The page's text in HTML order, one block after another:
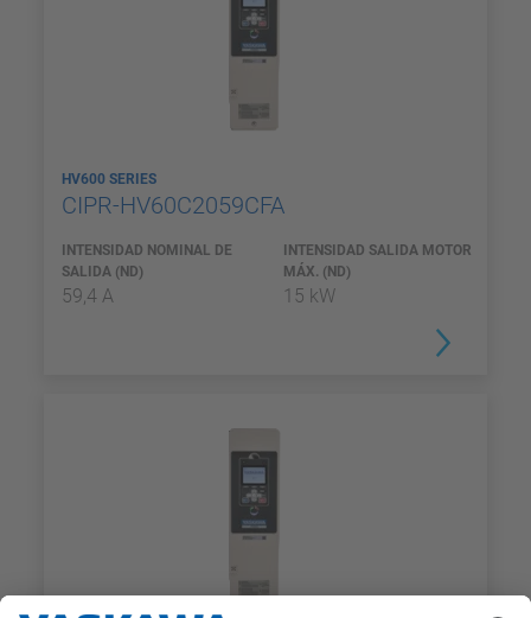
HV600 SERIES
CIPR-HV60C2059CFA
INTENSIDAD NOMINAL DE
SALIDA (ND)
59,4 A
INTENSIDAD SALIDA MOTOR
MÁX. (ND)
15 kW